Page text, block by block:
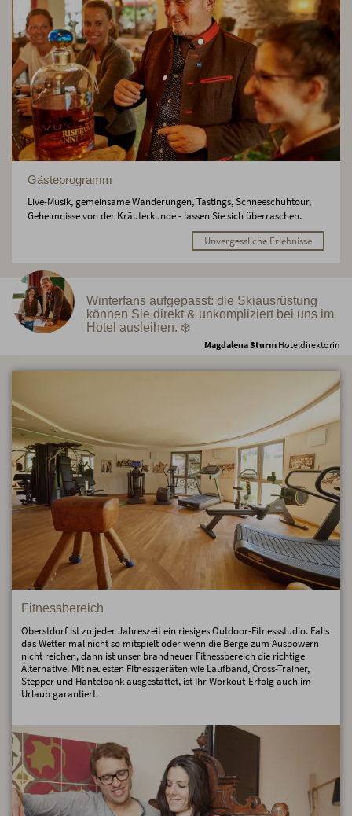
Gästeprogramm
Live-Musik, gemeinsame Wanderungen, Tastings, Schneeschuhtour,
Geheimnisse von der Kräuterkunde - lassen Sie sich überraschen.
Unvergessliche Erlebnisse
Winterfans aufgepasst: die Skiausrüstung
können Sie direkt & unkompliziert bei uns im
Hotel ausleihen. ❄️
Magdalena Sturm Hoteldirektorin
Fitnessbereich
Oberstdorf ist zu jeder Jahreszeit ein riesiges Outdoor-Fitnessstudio. Falls
das Wetter mal nicht so mitspielt oder wenn die Berge zum Auspowern
nicht reichen, dann ist unser brandneuer Fitnessbereich die richtige
Alternative. Mit neuesten Fitnessgeräten wie Laufband, Cross-Trainer,
Stepper und Hantelbank ausgestattet, ist Ihr Workout-Erfolg auch im
Urlaub garantiert.